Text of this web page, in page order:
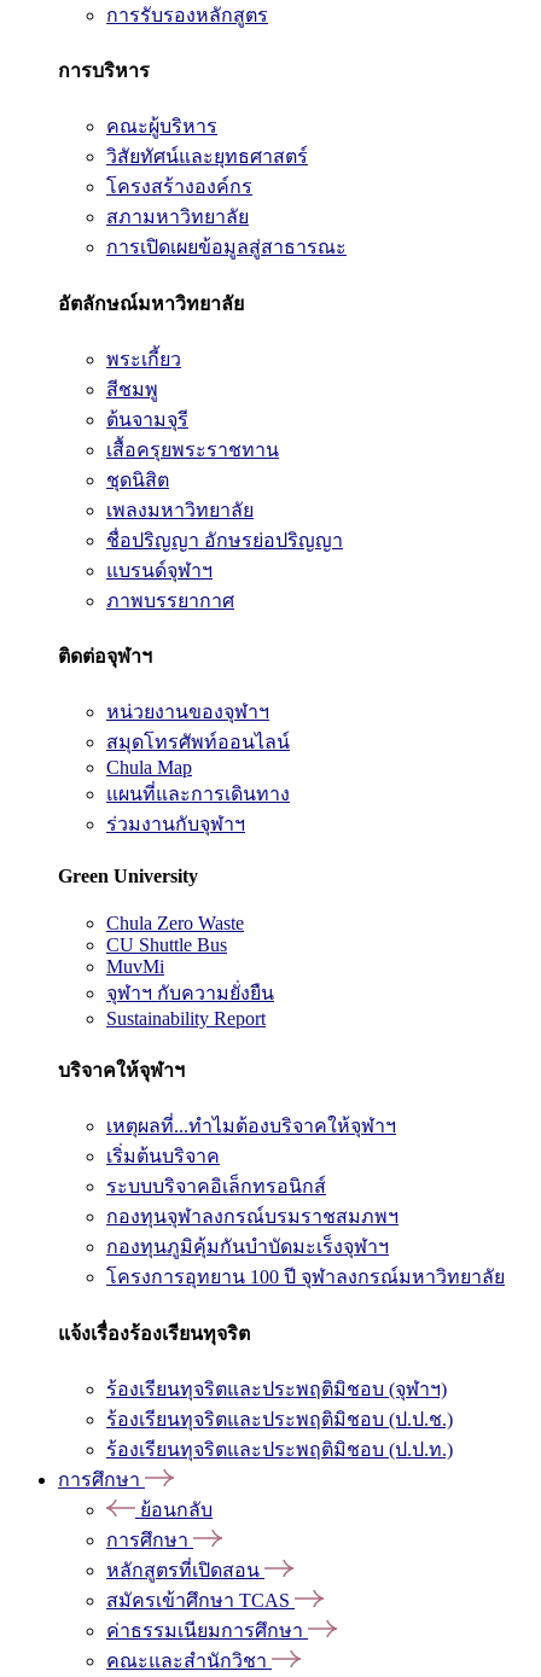
การรับรองหลักสูตร
การบริหาร
คณะผู้บริหาร
วิสัยทัศน์และยุทธศาสตร์
โครงสร้างองค์กร
สภามหาวิทยาลัย
การเปิดเผยข้อมูลสู่สาธารณะ
อัตลักษณ์มหาวิทยาลัย
พระเกี้ยว
สีชมพู
ต้นจามจุรี
เสื้อครุยพระราชทาน
ชุดนิสิต
เพลงมหาวิทยาลัย
ชื่อปริญญา อักษรย่อปริญญา
แบรนด์จุฬาฯ
ภาพบรรยากาศ
ติดต่อจุฬาฯ
หน่วยงานของจุฬาฯ
สมุดโทรศัพท์ออนไลน์
Chula Map
แผนที่และการเดินทาง
ร่วมงานกับจุฬาฯ
Green University
Chula Zero Waste
CU Shuttle Bus
MuvMi
จุฬาฯ กับความยั่งยืน
Sustainability Report
บริจาคให้จุฬาฯ
เหตุผลที่...ทำไมต้องบริจาคให้จุฬาฯ
เริ่มต้นบริจาค
ระบบบริจาคอิเล็กทรอนิกส์
กองทุนจุฬาลงกรณ์บรมราชสมภพฯ
กองทุนภูมิคุ้มกันบำบัดมะเร็งจุฬาฯ
โครงการอุทยาน 100 ปี จุฬาลงกรณ์มหาวิทยาลัย
แจ้งเรื่องร้องเรียนทุจริต
ร้องเรียนทุจริตและประพฤติมิชอบ (จุฬาฯ)
ร้องเรียนทุจริตและประพฤติมิชอบ (ป.ป.ช.)
ร้องเรียนทุจริตและประพฤติมิชอบ (ป.ป.ท.)
การศึกษา
ย้อนกลับ
การศึกษา
หลักสูตรที่เปิดสอน
สมัครเข้าศึกษา TCAS
ค่าธรรมเนียมการศึกษา
คณะและสำนักวิชา